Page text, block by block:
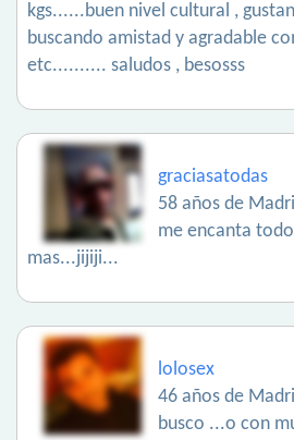
kgs......buen nivel cultural ,
buscando amistad y agradable
etc.......... saludos , besosss
graciasatodas
58 años de
me encanta
mas...jijiji...
lolosex
46 años de
busco ...o con